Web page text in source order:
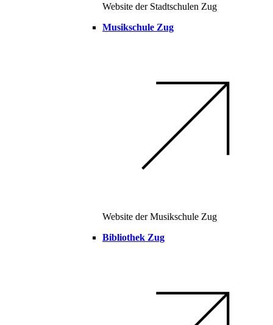
Website der Stadtschulen Zug
Musikschule Zug
Website der Musikschule Zug
Bibliothek Zug